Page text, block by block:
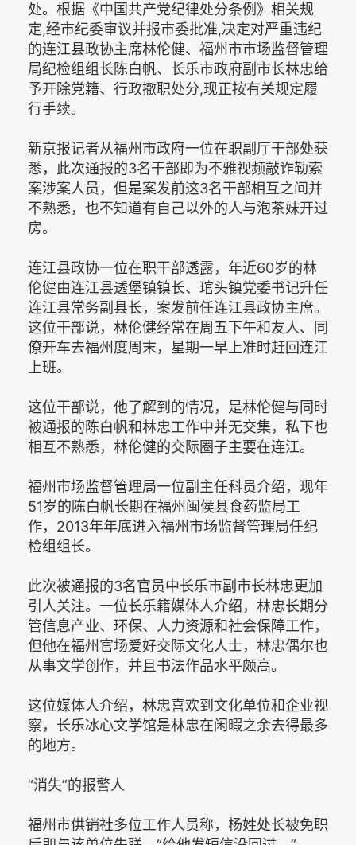
处。根据《中国共产党纪律处分条例》相关规
定,经市纪委审议并报市委批准,决定对严重违纪
的连江县政协主席林伦健、福州市市场监督管理
局纪检组组长陈白帆、长乐市政府副市长林忠给
予开除党籍、行政撤职处分,现正按有关规定履
行手续。
新京报记者从福州市政府一位在职副厅干部处获
悉，此次通报的3名干部即为不雅视频敲诈勒索
案涉案人员，但是案发前这3名干部相互之间并
不熟悉，也不知道有自己以外的人与泡茶妹开过
房。
连江县政协一位在职干部透露，年近60岁的林
伦健由连江县透堡镇镇长、琯头镇党委书记升任
连江县常务副县长，案发前任连江县政协主席。
这位干部说，林伦健经常在周五下午和友人、同
僚开车去福州度周末，星期一早上准时赶回连江
上班。
这位干部说，他了解到的情况，是林伦健与同时
被通报的陈白帆和林忠工作中并无交集，私下也
相互不熟悉，林伦健的交际圈子主要在连江。
福州市场监督管理局一位副主任科员介绍，现年
51岁的陈白帆长期在福州闽侯县食药监局工
作，2013年年底进入福州市场监督管理局任纪
检组组长。
此次被通报的3名官员中长乐市副市长林忠更加
引人关注。一位长乐籍媒体人介绍，林忠长期分
管信息产业、环保、人力资源和社会保障工作，
但他在福州官场爱好交际文化人士，林忠偶尔也
从事文学创作，并且书法作品水平颇高。
这位媒体人介绍，林忠喜欢到文化单位和企业视
察，长乐冰心文学馆是林忠在闲暇之余去得最多
的地方。
“消失”的报警人
福州市供销社多位工作人员称，杨姓处长被免职